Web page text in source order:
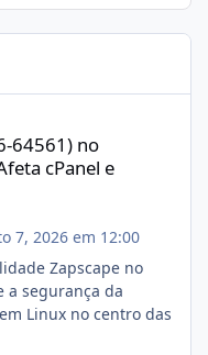
Como Afeta cPanel
64561) no
cPanel e
7, 2026 em 12:00
Zapscape no
a segurança da
Linux no centro das